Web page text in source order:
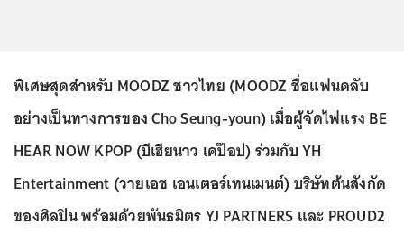
พิเศษสุดสำหรับ MOODZ ชาวไทย (MOODZ ชื่อแฟนคลับ
อย่างเป็นทางการของ Cho Seung-youn) เมื่อผู้จัดไฟแรง BE
HEAR NOW KPOP (บีเฮียนาว เคป๊อป) ร่วมกับ YH
Entertainment (วายเอช เอนเตอร์เทนเมนต์) บริษัทต้นสังกัด
ของศิลปิน พร้อมด้วยพันธมิตร YJ PARTNERS และ PROUD2